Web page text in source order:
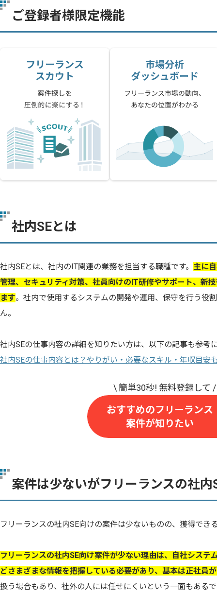
ご登録者様限定機能
社内SEとは
社内SEとは、社内のIT関連の業務を担当する職種です。 主に
管理、セキュリティ対策、社員向けのIT研修やサポート、新
ます。社内で使用するシステムの開発や運用、保守を行う役
ん。
社内SEの仕事内容の詳細を知りたい方は、以下の記事も参考
社内SEの仕事内容とは？やりがい・必要なスキル・年収目安
おすすめのフリーランス
案件が知りたい
案件は少ないがフリーランスの社内
フリーランスの社内SE向けの案件は少ないものの、獲得でき
フリーランスの社内SE向け案件が少ない理由は、自社システ
どさまざまな情報を把握している必要があり、基本は正社員
扱う場合もあり、社外の人には任せにくいという一面もある